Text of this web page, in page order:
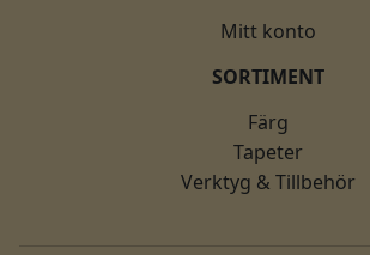
Mitt konto
SORTIMENT
Färg
Tapeter
Verktyg & Tillbehör